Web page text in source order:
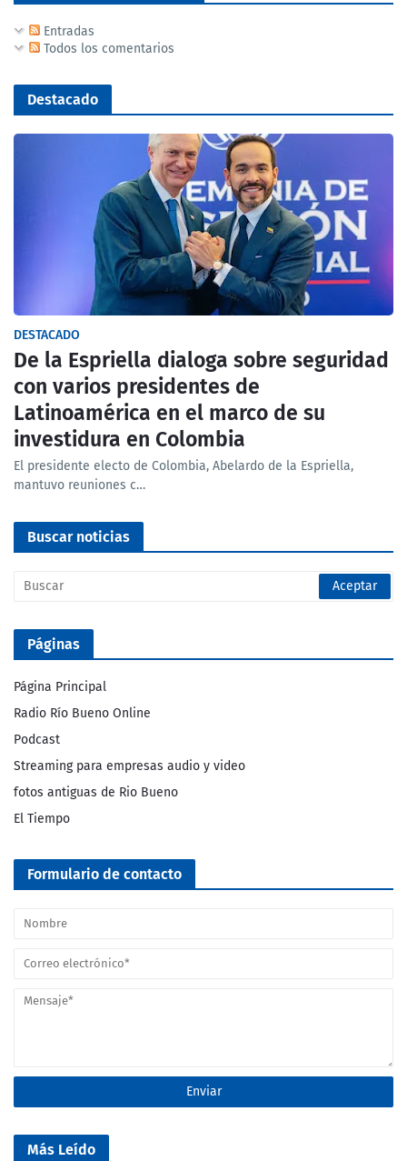
Entradas
Todos los comentarios
Destacado
DESTACADO
De la Espriella dialoga sobre seguridad
con varios presidentes de
Latinoamérica en el marco de su
investidura en Colombia
El presidente electo de Colombia, Abelardo de la Espriella,
mantuvo reuniones c…
Buscar noticias
Páginas
Página Principal
Radio Río Bueno Online
Podcast
Streaming para empresas audio y video
fotos antiguas de Rio Bueno
El Tiempo
Formulario de contacto
Más Leído